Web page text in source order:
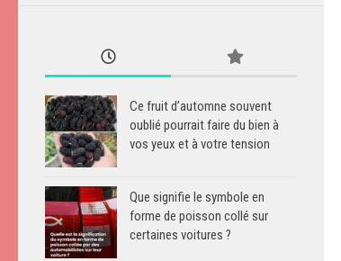
Ce fruit d’automne souvent
oublié pourrait faire du bien à
vos yeux et à votre tension
Que signifie le symbole en
forme de poisson collé sur
certaines voitures ?